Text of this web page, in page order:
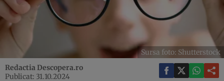
Sursa foto: Shutterstock
Redactia Descopera.ro
Publicat: 31.10.2024